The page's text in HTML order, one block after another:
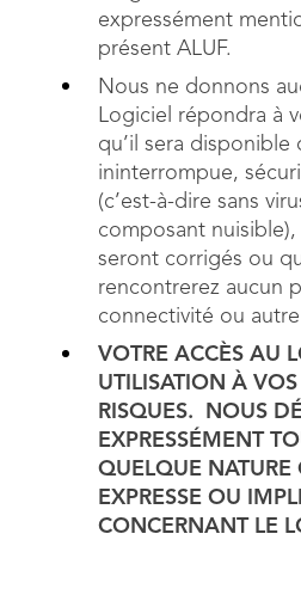
expressément
présent ALUF.
Nous ne donnons
Logiciel répondra à
qu’il sera disponible
ininterrompue,
(c’est-à-dire sans
composant
seront corrigés ou
rencontrerez aucun
connectivité ou
VOTRE ACCÈS AU
UTILISATION À VOS
RISQUES. NOUS
EXPRESSÉMENT
QUELQUE NATURE
EXPRESSE OU
CONCERNANT LE